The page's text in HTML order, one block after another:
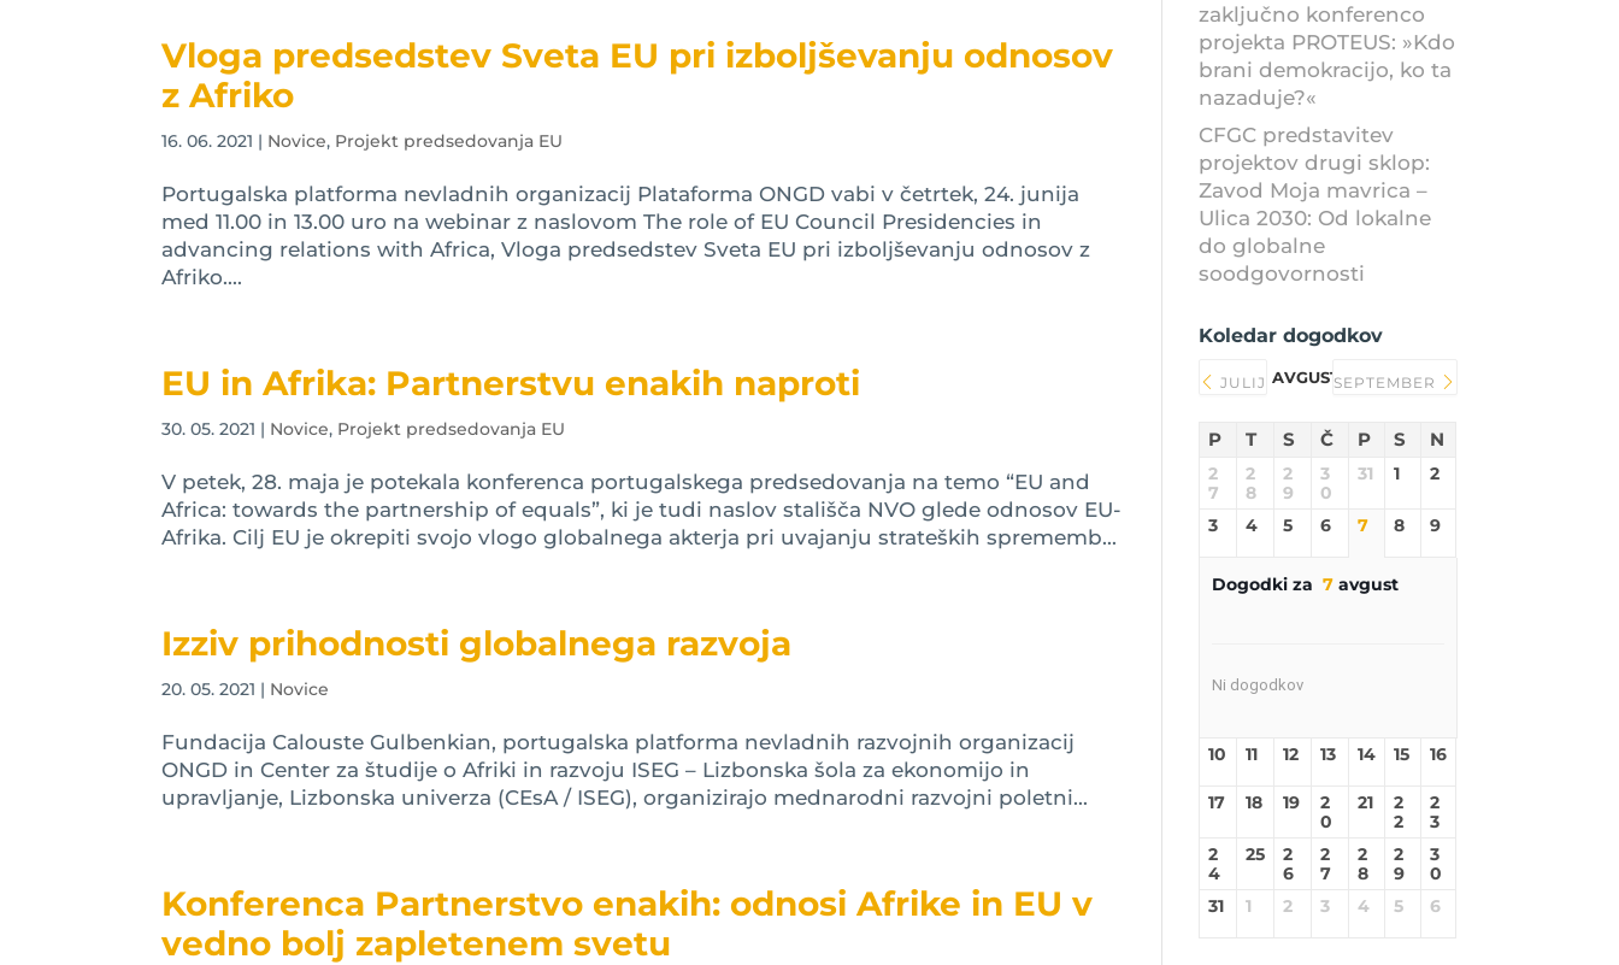
Vloga predsedstev Sveta EU pri izboljševanju odnosov
z Afriko
16. 06. 2021 | Novice, Projekt predsedovanja EU
Portugalska platforma nevladnih organizacij Plataforma ONGD vabi v četrtek, 24. junija
med 11.00 in 13.00 uro na webinar z naslovom The role of EU Council Presidencies in
advancing relations with Africa, Vloga predsedstev Sveta EU pri izboljševanju odnosov z
Afriko....
EU in Afrika: Partnerstvu enakih naproti
30. 05. 2021 | Novice, Projekt predsedovanja EU
V petek, 28. maja je potekala konferenca portugalskega predsedovanja na temo “EU and
Africa: towards the partnership of equals”, ki je tudi naslov stališča NVO glede odnosov EU-
Afrika. Cilj EU je okrepiti svojo vlogo globalnega akterja pri uvajanju strateških sprememb...
Izziv prihodnosti globalnega razvoja
20. 05. 2021 | Novice
Fundacija Calouste Gulbenkian, portugalska platforma nevladnih razvojnih organizacij
ONGD in Center za študije o Afriki in razvoju ISEG – Lizbonska šola za ekonomijo in
upravljanje, Lizbonska univerza (CEsA / ISEG), organizirajo mednarodni razvojni poletni...
Konferenca Partnerstvo enakih: odnosi Afrike in EU v
vedno bolj zapletenem svetu
zaključno konferenco
projekta PROTEUS: »Kdo
brani demokracijo, ko ta
nazaduje?«
CFGC predstavitev
projektov drugi sklop:
Zavod Moja mavrica –
Ulica 2030: Od lokalne
do globalne
soodgovornosti
Koledar dogodkov
JULIJ AVGUST 2026SEPTEMBER
P T S Č P S N
2
7
2
8
2
9
3
0
31 1 2
3 4 5 6 7 8 9
Dogodki za 7avgust
Ni dogodkov
10 11 12 13 14 15 16
17 18 19
2
0
21
2
2
2
3
2
4
25
2
6
2
7
2
8
2
9
3
0
31
1 2 3 4 5 6